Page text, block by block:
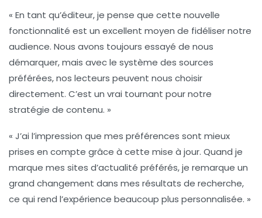
« En tant qu’éditeur, je pense que cette nouvelle
fonctionnalité est un excellent moyen de fidélisernotre
audience. Nous avons toujours essayé de nous
démarquer, mais avec le système des sources
préférées, nos lecteurs peuvent nous choisir
directement. C’est un vrai tournant pour notre
stratégie de contenu. »
« J’ai l’impression que mes préférences sont mieux
prises en compte grâce à cette mise à jour. Quand je
marque mes sites d’actualité préférés, je remarque un
grand changement dans mes résultats de recherche,
ce qui rend l’expérience beaucoup plus personnalisée. »